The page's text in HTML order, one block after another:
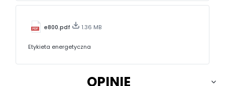
e800.pdf 1.36 MB
Etykieta energetyczna
OPINIE